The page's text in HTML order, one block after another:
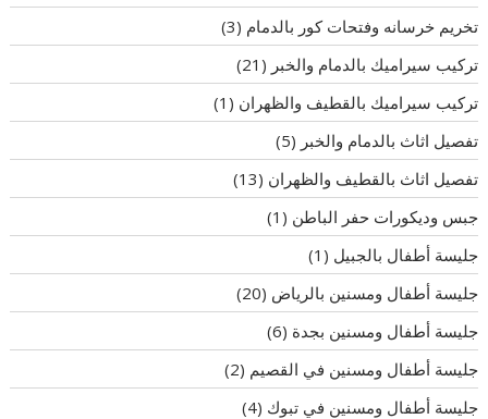
تخريم خرسانه وفتحات كور بالدمام (3)
تركيب سيراميك بالدمام والخبر (21)
تركيب سيراميك بالقطيف والظهران (1)
تفصيل اثاث بالدمام والخبر (5)
تفصيل اثاث بالقطيف والظهران (13)
جبس وديكورات حفر الباطن (1)
جليسة أطفال بالجبيل (1)
جليسة أطفال ومسنين بالرياض (20)
جليسة أطفال ومسنين بجدة (6)
جليسة أطفال ومسنين في القصيم (2)
جليسة أطفال ومسنين في تبوك (4)